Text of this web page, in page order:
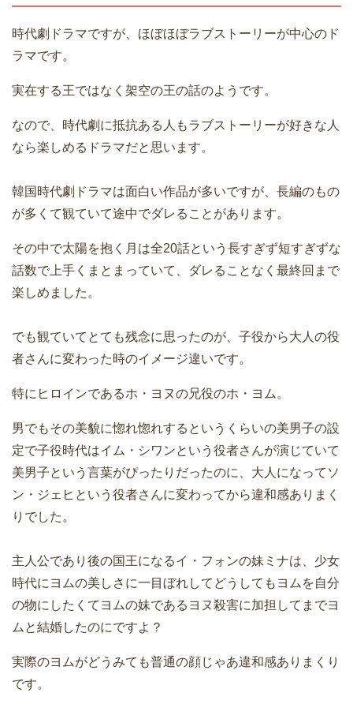
時代劇ドラマですが、ほぼほぼラブストーリーが中心のド
ラマです。
実在する王ではなく架空の王の話のようです。
なので、時代劇に抵抗ある人もラブストーリーが好きな人
なら楽しめるドラマだと思います。
韓国時代劇ドラマは面白い作品が多いですが、長編のもの
が多くて観ていて途中でダレることがあります。
その中で太陽を抱く月は全20話という長すぎず短すぎずな
話数で上手くまとまっていて、ダレることなく最終回まで
楽しめました。
でも観ていてとても残念に思ったのが、子役から大人の役
者さんに変わった時のイメージ違いです。
特にヒロインであるホ・ヨヌの兄役のホ・ヨム。
男でもその美貌に惚れ惚れするというくらいの美男子の設
定で子役時代はイム・シワンという役者さんが演じていて
美男子という言葉がぴったりだったのに、大人になってソ
ン・ジェヒという役者さんに変わってから違和感ありまく
りでした。
主人公であり後の国王になるイ・フォンの妹ミナは、少女
時代にヨムの美しさに一目ぼれしてどうしてもヨムを自分
の物にしたくてヨムの妹であるヨヌ殺害に加担してまでヨ
ムと結婚したのにですよ？
実際のヨムがどうみても普通の顔じゃあ違和感ありまくり
です。